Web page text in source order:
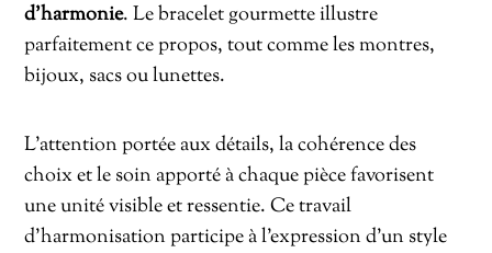
d’harmonie. Le bracelet gourmette illustre
parfaitement ce propos, tout comme les montres,
bijoux, sacs ou lunettes.
L’attention portée aux détails, la cohérence des
choix et le soin apporté à chaque pièce favorisent
une unité visible et ressentie. Ce travail
d’harmonisation participe à l’expression d’un style